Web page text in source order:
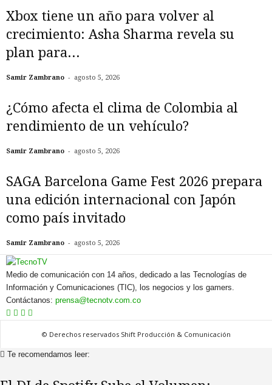
Xbox tiene un año para volver al
crecimiento: Asha Sharma revela su
plan para...
Samir Zambrano - agosto 5, 2026
¿Cómo afecta el clima de Colombia al
rendimiento de un vehículo?
Samir Zambrano - agosto 5, 2026
SAGA Barcelona Game Fest 2026 prepara
una edición internacional con Japón
como país invitado
Samir Zambrano - agosto 5, 2026
Medio de comunicación con 14 años, dedicado a las Tecnologías de
Información y Comunicaciones (TIC), los negocios y los gamers.
Contáctanos: prensa@tecnotv.com.co
© Derechos reservados Shift Producción & Comunicación
Te recomendamos leer: